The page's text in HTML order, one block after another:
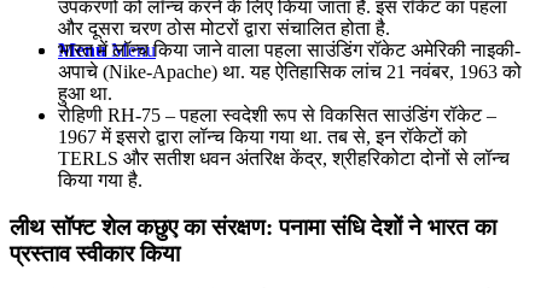
Menu Menu
उपकरणों को लॉन्च करने के लिए किया जाता है. इस रॉकेट का पहला
और दूसरा चरण ठोस मोटरों द्वारा संचालित होता है.
भारत में लॉन्च किया जाने वाला पहला साउंडिंग रॉकेट अमेरिकी नाइकी-
अपाचे (Nike-Apache) था. यह ऐतिहासिक लांच 21 नवंबर, 1963 को
हुआ था.
रोहिणी RH-75 – पहला स्वदेशी रूप से विकसित साउंडिंग रॉकेट –
1967 में इसरो द्वारा लॉन्च किया गया था. तब से, इन रॉकेटों को
TERLS और सतीश धवन अंतरिक्ष केंद्र, श्रीहरिकोटा दोनों से लॉन्च
किया गया है.
लीथ सॉफ्ट शेल कछुए का संरक्षण: पनामा संधि देशों ने भारत का
प्रस्ताव स्वीकार किया